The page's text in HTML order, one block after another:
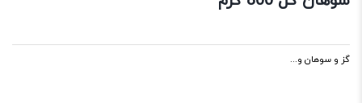
گز و سوهان و...